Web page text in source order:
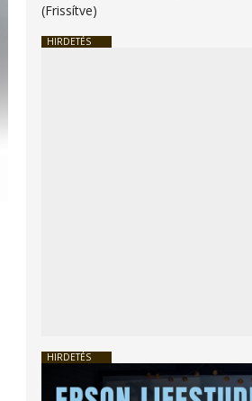
(Frissítve)
HIRDETÉS
HIRDETÉS